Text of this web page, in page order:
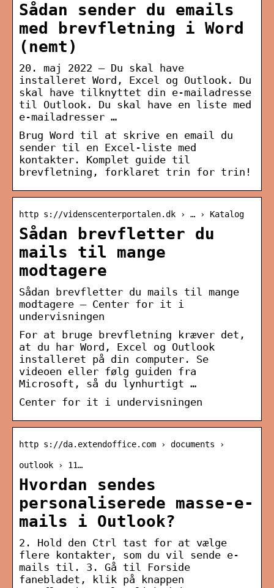
Sådan sender du emails
med brevfletning i Word
(nemt)
20. maj 2022 — Du skal have
installeret Word, Excel og Outlook. Du
skal have tilknyttet din e-mailadresse
til Outlook. Du skal have en liste med
e-mailadresser …
Brug Word til at skrive en email du
sender til en Excel-liste med
kontakter. Komplet guide til
brevfletning, forklaret trin for trin!
http s://videnscenterportalen.dk › … › Katalog
Sådan brevfletter du
mails til mange
modtagere
Sådan brevfletter du mails til mange
modtagere – Center for it i
undervisningen
For at bruge brevfletning kræver det,
at du har Word, Excel og Outlook
installeret på din computer. Se
videoen eller følg guiden fra
Microsoft, så du lynhurtigt …
Center for it i undervisningen
http s://da.extendoffice.com › documents ›
outlook › 11…
Hvordan sendes
personaliserede masse-e-
mails i Outlook?
2. Hold den Ctrl tast for at vælge
flere kontakter, som du vil sende e-
mails til. 3. Gå til Forside
fanebladet, klik på knappen